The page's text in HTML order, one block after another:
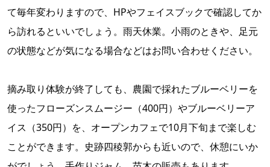
て毎年変わりますので、HPやフェイスブックで確認してか
ら訪れるといいでしょう。雨天休業。小雨のときや、足元
の状態などが気になる場合などはお問い合わせください。
摘み取り体験が終了しても、農園で採れたブルーベリーを
使ったフローズンスムージー（400円）やブルーベリーア
イス（350円）を、オープンカフェで10月下旬まで楽しむ
ことができます。史跡四稜郭からも近いので、休憩にいか